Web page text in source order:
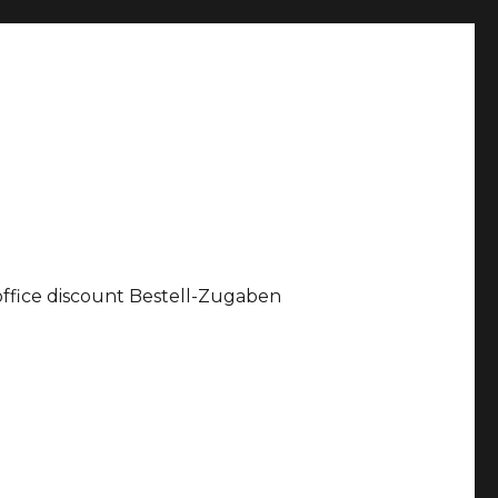
discount Bestell-Zugaben